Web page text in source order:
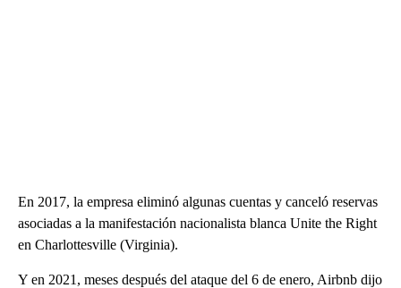
En 2017, la empresa eliminó algunas cuentas y canceló reservas
asociadas a la manifestación nacionalista blanca Unite the Right
en Charlottesville (Virginia).
Y en 2021, meses después del ataque del 6 de enero, Airbnb dijo